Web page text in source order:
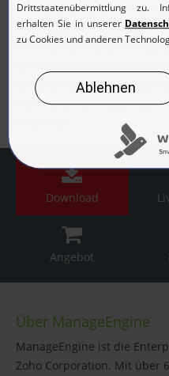
Ein weiterer Vorteil: Ihre
Work-Logs von ServiceDesk
Arbeitszeiten für die
Zeiterfassung für die
Download
Angebot
Über ManageEngine
ManageEngine ist die
Zoho Corporation. Mit über